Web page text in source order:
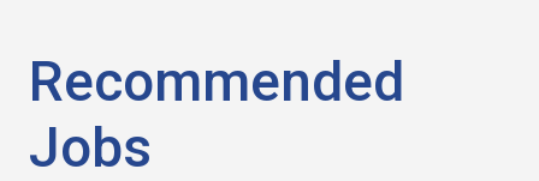
Recommended
Jobs